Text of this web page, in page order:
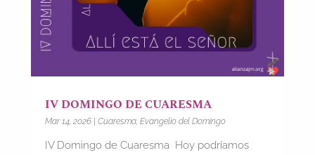
IV DOMINGO DE CUARESMA
Mar 14, 2026| Cuaresma, Evangelio del Domingo
IV Domingo de Cuaresma Hoy podríamos